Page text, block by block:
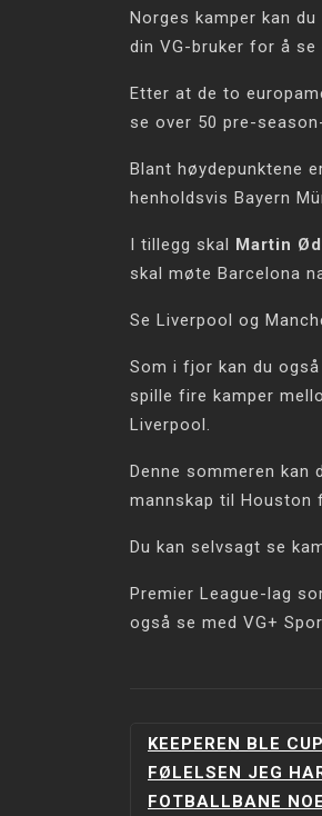
Norges kamper kan
din VG-bruker for å se
Etter at de to
se over 50 pre-
Blant høydepunktene
henholdsvis Bayern
I tillegg skal Martin
skal møte Barcelona
Se Liverpool og
Som i fjor kan du
spille fire kamper
Liverpool.
Denne sommeren kan
mannskap til Houston
Du kan selvsagt se
Premier League-lag
også se med VG+
KEEPEREN BLE
FØLELSEN JEG
FOTBALLBANE